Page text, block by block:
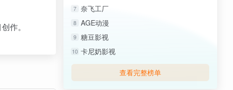
作。
7 奈飞工厂
8 AGE动漫
9 糖豆影视
10 卡尼奶影视
查看完整榜单